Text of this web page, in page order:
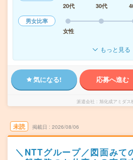
20代
30代
男女比率
女性
もっと見る
気になる! 応募へ進む
派遣会社 旭化成アミダス
未読 掲載日 2026/08/06
＼NTTグループ／図面みて